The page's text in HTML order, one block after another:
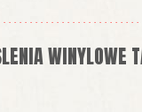
WINYLOWE